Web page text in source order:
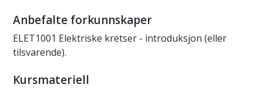
Anbefalte forkunnskaper
ELET1001 Elektriske kretser - introduksjon (eller
tilsvarende).
Kursmateriell